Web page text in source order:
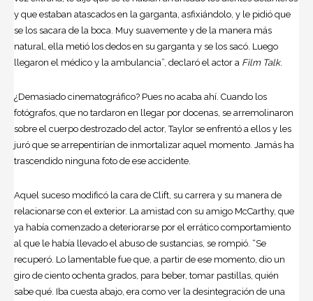
y que estaban atascados en la garganta, asfixiándolo, y le pidió que
se los sacara de la boca. Muy suavemente y de la manera más
natural, ella metió los dedos en su garganta y se los sacó. Luego
llegaron el médico y la ambulancia”, declaró el actor a Film Talk.
¿Demasiado cinematográfico? Pues no acaba ahí. Cuando los
fotógrafos, que no tardaron en llegar por docenas, se arremolinaron
sobre el cuerpo destrozado del actor, Taylor se enfrentó a ellos y les
juró que se arrepentirían de inmortalizar aquel momento. Jamás ha
trascendido ninguna foto de ese accidente.
Aquel suceso modificó la cara de Clift, su carrera y su manera de
relacionarse con el exterior. La amistad con su amigo McCarthy, que
ya había comenzado a deteriorarse por el errático comportamiento
al que le había llevado el abuso de sustancias, se rompió. “Se
recuperó. Lo lamentable fue que, a partir de ese momento, dio un
giro de ciento ochenta grados, para beber, tomar pastillas, quién
sabe qué. Iba cuesta abajo, era como ver la desintegración de una